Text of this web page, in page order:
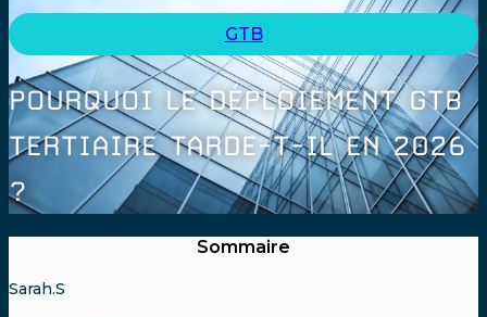
GTB
POURQUOI LE DÉPLOIEMENT GTB
TERTIAIRE TARDE-T-IL EN 2026
?
Sommaire
Sarah.S